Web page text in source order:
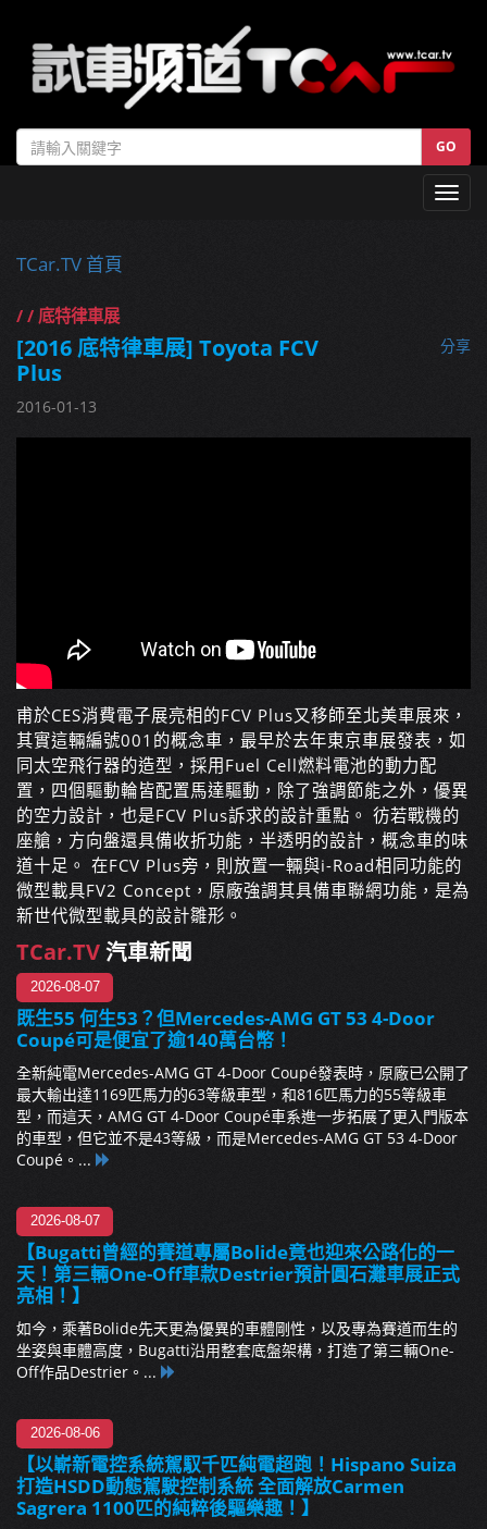
GO
TCar.TV 首頁
/ / 底特律車展
[2016 底特律車展] Toyota FCV
Plus
分享
2016-01-13
甫於CES消費電子展亮相的FCV Plus又移師至北美車展來，
其實這輛編號001的概念車，最早於去年東京車展發表，如
同太空飛行器的造型，採用Fuel Cell燃料電池的動力配
置，四個驅動輪皆配置馬達驅動，除了強調節能之外，優異
的空力設計，也是FCV Plus訴求的設計重點。 彷若戰機的
座艙，方向盤還具備收折功能，半透明的設計，概念車的味
道十足。 在FCV Plus旁，則放置一輛與i-Road相同功能的
微型載具FV2 Concept，原廠強調其具備車聯網功能，是為
新世代微型載具的設計雛形。
TCar.TV汽車新聞
2026-08-07
既生55 何生53？但Mercedes-AMG GT 53 4-Door
Coupé可是便宜了逾140萬台幣！
全新純電Mercedes-AMG GT 4-Door Coupé發表時，原廠已公開了
最大輸出達1169匹馬力的63等級車型，和816匹馬力的55等級車
型，而這天，AMG GT 4-Door Coupé車系進一步拓展了更入門版本
的車型，但它並不是43等級，而是Mercedes-AMG GT 53 4-Door
Coupé。...
2026-08-07
【Bugatti曾經的賽道專屬Bolide竟也迎來公路化的一
天！第三輛One-Off車款Destrier預計圓石灘車展正式
亮相！】
如今，乘著Bolide先天更為優異的車體剛性，以及專為賽道而生的
坐姿與車體高度，Bugatti沿用整套底盤架構，打造了第三輛One-
Off作品Destrier。...
2026-08-06
【以嶄新電控系統駕馭千匹純電超跑！Hispano Suiza
打造HSDD動態駕駛控制系統 全面解放Carmen
Sagrera 1100匹的純粹後驅樂趣！】